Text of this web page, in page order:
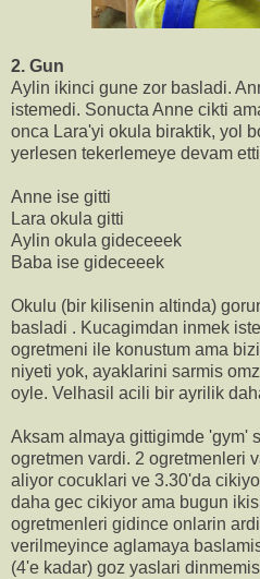
2. Gun
Aylin ikinci gune zor basladi.
istemedi. Sonucta Anne cikti
onca Lara'yi okula biraktik, yol
yerlesen tekerlemeye devam
Anne ise gitti
Lara okula gitti
Aylin okula gideceeek
Baba ise gideceeek
Okulu (bir kilisenin altinda)
basladi . Kucagimdan inmek
ogretmeni ile konustum ama
niyeti yok, ayaklarini sarmis
oyle. Velhasil acili bir ayrilik
Aksam almaya gittigimde 'gym'
ogretmen vardi. 2 ogretmenleri
aliyor cocuklari ve 3.30'da
daha gec cikiyor ama bugun
ogretmenleri gidince onlarin
verilmeyince aglamaya
(4'e kadar) goz yaslari